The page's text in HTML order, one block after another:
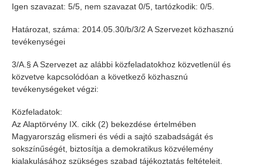
Igen szavazat: 5/5, nem szavazat 0/5, tartózkodik: 0/5.
Határozat, száma: 2014.05.30/b/3/2 A Szervezet közhasznú
tevékenységei
3/A.§ A Szervezet az alábbi közfeladatokhoz közvetlenül és
közvetve kapcsolódóan a következő közhasznú
tevékenységeket végzi:
Közfeladatok:
Az Alaptörvény IX. cikk (2) bekezdése értelmében
Magyarország elismeri és védi a sajtó szabadságát és
sokszínűségét, biztosítja a demokratikus közvélemény
kialakulásához szükséges szabad tájékoztatás feltételeit.